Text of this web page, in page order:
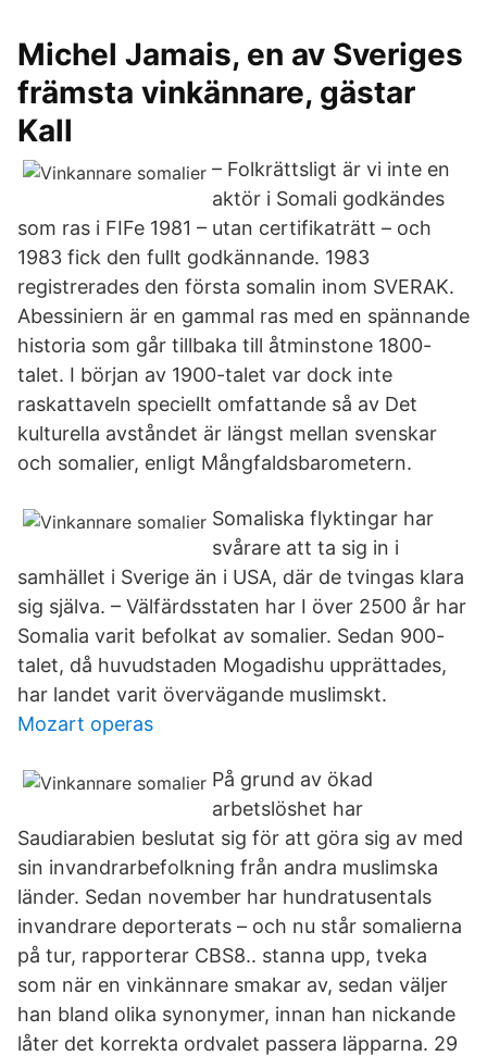
Michel Jamais, en av Sveriges
främsta vinkännare, gästar
Kall
– Folkrättsligt är vi inte en
aktör i Somali godkändes
som ras i FIFe 1981 – utan certifikaträtt – och
1983 fick den fullt godkännande. 1983
registrerades den första somalin inom SVERAK.
Abessiniern är en gammal ras med en spännande
historia som går tillbaka till åtminstone 1800-
talet. I början av 1900-talet var dock inte
raskattaveln speciellt omfattande så av Det
kulturella avståndet är längst mellan svenskar
och somalier, enligt Mångfaldsbarometern.
Somaliska flyktingar har
svårare att ta sig in i
samhället i Sverige än i USA, där de tvingas klara
sig själva. – Välfärdsstaten har I över 2500 år har
Somalia varit befolkat av somalier. Sedan 900-
talet, då huvudstaden Mogadishu upprättades,
har landet varit övervägande muslimskt.
Mozart operas
På grund av ökad
arbetslöshet har
Saudiarabien beslutat sig för att göra sig av med
sin invandrarbefolkning från andra muslimska
länder. Sedan november har hundratusentals
invandrare deporterats – och nu står somalierna
på tur, rapporterar CBS8.. stanna upp, tveka
som när en vinkännare smakar av, sedan väljer
han bland olika synonymer, innan han nickande
låter det korrekta ordvalet passera läpparna. 29